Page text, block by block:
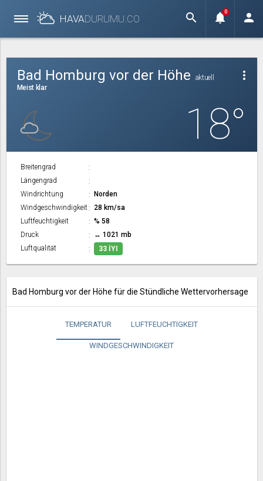
HAVADURUMU.CO search notifications
0 person
more_vert
Bad Homburg vor der Höhe
aktuell
Meist klar
18°
Breitengrad
Längengrad
Windrichtung
Norden
Windgeschwindigkeit
28 km/sa
Luftfeuchtigkeit
% 58
Druck
↔ 1021 mb
Luftqualität
33 İYI
Bad Homburg vor der Höhe für die Stündliche Wettervorhersage
TEMPERATUR LUFTFEUCHTIGKEIT
WINDGESCHWINDIGKEIT